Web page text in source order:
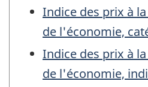
Indice des prix à
de l'économie,
Indice des prix à
de l'économie,